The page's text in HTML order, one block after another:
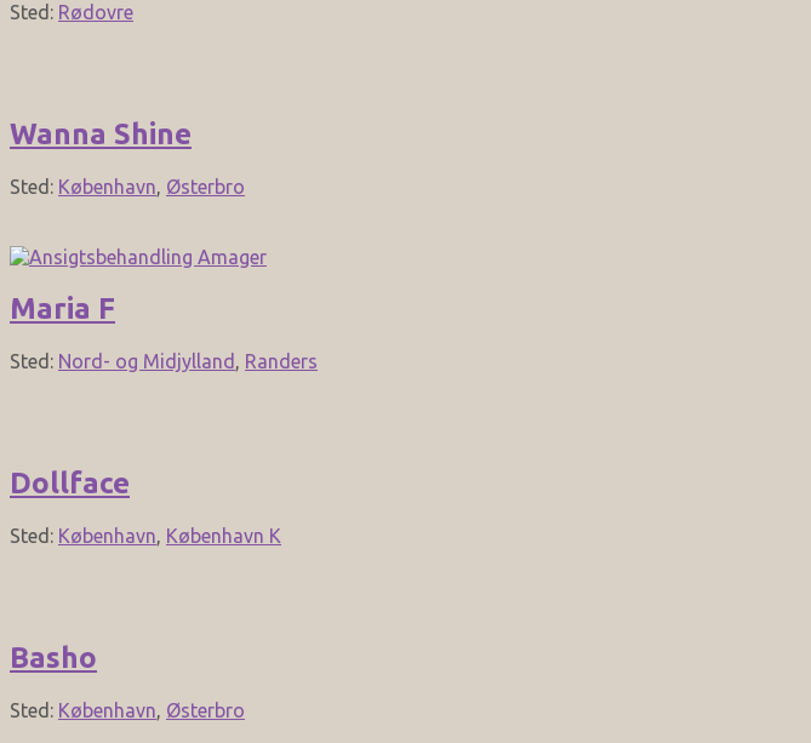
Sted: Rødovre
Wanna Shine
Sted: København, Østerbro
Maria F
Sted: Nord- og Midjylland , Randers
Dollface
Sted: København, København K
Basho
Sted: København Østerbro